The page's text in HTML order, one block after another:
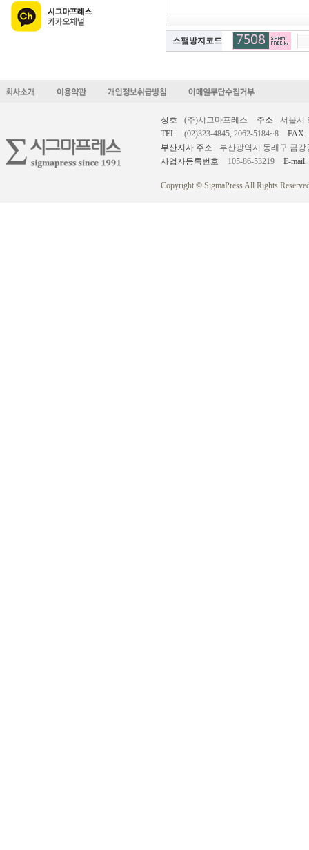
스팸방지코드
상호 (주)시그마프레스 주소
서울시
TEL.
(02)323-4845, 2062-5184~8
FAX.
부산지사 주소
부산광역시 동래구 금강
사업자등록번호
105-86-53219 E-mail.
Copyright © SigmaPress All Rights